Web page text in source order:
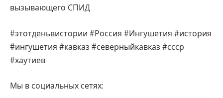
вызывающего СПИД
#этотденьвистории #Россия #Ингушетия #история
#ингушетия #кавказ #северныйкавказ #ссср
#хаутиев
Мы в социальных сетях: